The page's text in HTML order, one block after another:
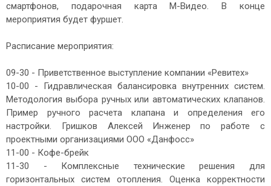
смартфонов, подарочная карта М-Видео. В конце
мероприятия будет фуршет.
Расписание мероприятия:
09-30 - Приветственное выступление компании «Ревитех»
10-00 - Гидравлическая балансировка внутренних систем.
Методология выбора ручных или автоматических клапанов.
Пример ручного расчета клапана и определения его
настройки. Гришков Алексей Инженер по работе с
проектными организациями ООО «Данфосс»
11-00 - Кофе-брейк
11-30 - Комплексные технические решения для
горизонтальных систем отопления. Оценка корректности